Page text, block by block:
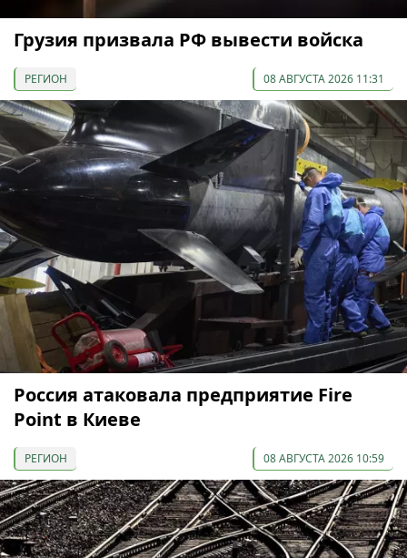
Грузия призвала РФ вывести войска
РЕГИОН 08 АВГУСТА 2026 11:31
Россия атаковала предприятие Fire
Point в Киеве
РЕГИОН 08 АВГУСТА 2026 10:59